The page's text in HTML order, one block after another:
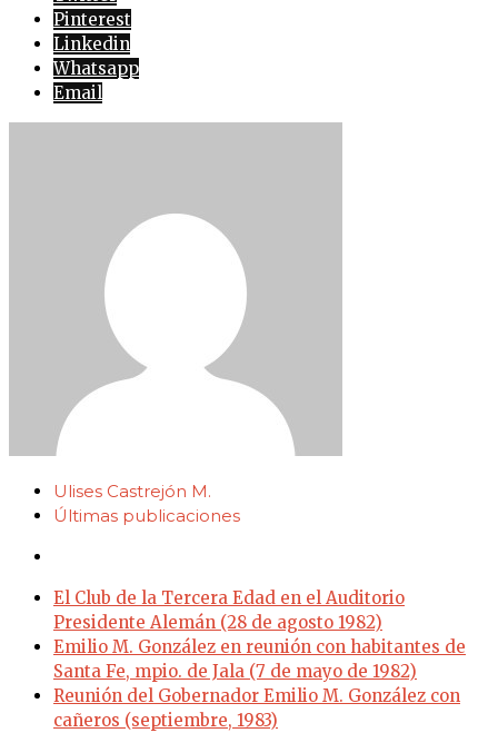
Pinterest
Linkedin
Whatsapp
Email
Ulises Castrejón M.
Últimas publicaciones
El Club de la Tercera Edad en el Auditorio
Presidente Alemán (28 de agosto 1982)
Emilio M. González en reunión con habitantes de
Santa Fe, mpio. de Jala (7 de mayo de 1982)
Reunión del Gobernador Emilio M. González con
cañeros (septiembre, 1983)